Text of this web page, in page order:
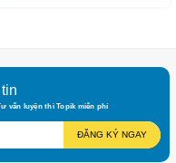
vấn luyện thi Topik miễn phí
ĐĂNG KÝ NGAY